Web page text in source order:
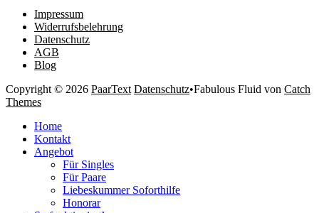
Impressum
Widerrufsbelehrung
Datenschutz
AGB
Blog
Copyright © 2026 PaarText Datenschutz•Fabulous Fluid von Catch
Themes
oben
scrollen
Home
Kontakt
Angebot
Für Singles
Für Paare
Liebeskummer Soforthilfe
Honorar